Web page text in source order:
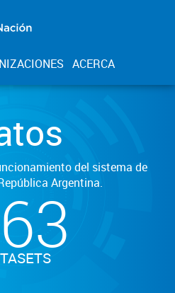
ACERCA
del sistema de
Argentina.